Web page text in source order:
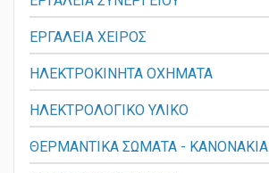
ΕΡΓΑΛΕΙΑ ΧΕΙΡΟΣ
ΗΛΕΚΤΡΟΚΙΝΗΤΑ ΟΧΗΜΑΤΑ
ΗΛΕΚΤΡΟΛΟΓΙΚΟ ΥΛΙΚΟ
ΘΕΡΜΑΝΤΙΚΑ ΣΩΜΑΤΑ - KANONAKIA